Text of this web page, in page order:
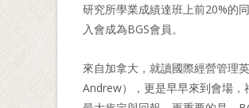
研究所學業成績達班上前20%的
入會成為BGS會員。
來自加拿大，就讀國際經營管理
Andrew），更是早早來到會場